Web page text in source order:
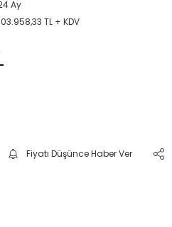
Ay
TL + KDV
Fiyatı Düşünce Haber Ver